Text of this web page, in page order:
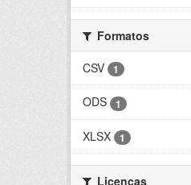
Formatos
CSV
1
ODS 1
XLSX 1
Licenças